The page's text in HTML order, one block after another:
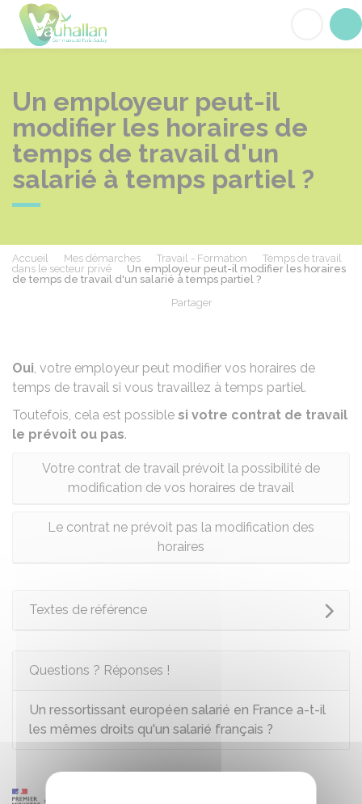
Un employeur peut-il
modifier les horaires de
temps de travail d'un
salarié à temps partiel ?
Accueil Mes démarches Travail - Formation
Temps de travail
dans le secteur privé
Un employeur peut-il modifier les horaires
de temps de travail d'un salarié à temps partiel ?
Partager
Oui, votre employeur peut modifier vos horaires de
temps de travail si vous travaillez à temps partiel.
Toutefois, cela est possible si votre contrat de travail
le prévoit ou pas.
Votre contrat de travail prévoit la possibilité de
modification de vos horaires de travail
Le contrat ne prévoit pas la modification des
horaires
Textes de référence
Questions ? Réponses !
Un ressortissant européen salarié en France a-t-il
les mêmes droits qu'un salarié français ?